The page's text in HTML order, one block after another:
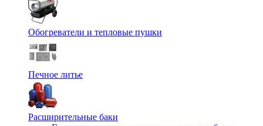
Обогреватели и тепловые пушки
Печное литье
Расширительные баки